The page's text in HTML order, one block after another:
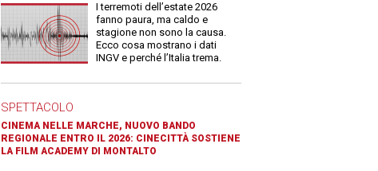
I terremoti dell’estate 2026
fanno paura, ma caldo e
stagione non sono la causa.
Ecco cosa mostrano i dati
INGV e perché l’Italia trema.
SPETTACOLO
CINEMA NELLE MARCHE, NUOVO BANDO
REGIONALE ENTRO IL 2026: CINECITTÀ SOSTIENE
LA FILM ACADEMY DI MONTALTO